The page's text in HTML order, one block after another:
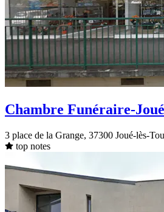
Chambre Funéraire-
3 place de la Grange, 37300 Joué-lès-
top notes